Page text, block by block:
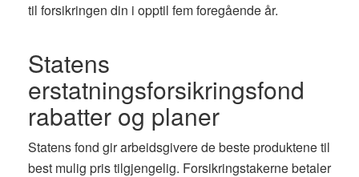
til forsikringen din i opptil fem foregående år.
Statens
erstatningsforsikringsfond
rabatter og planer
Statens fond gir arbeidsgivere de beste produktene til
best mulig pris tilgjengelig. Forsikringstakerne betaler